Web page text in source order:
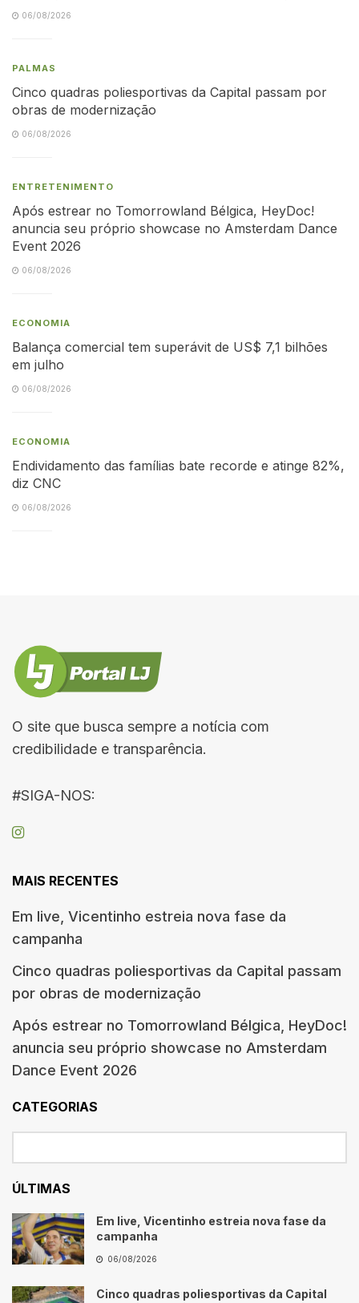
06/08/2026
PALMAS
Cinco quadras poliesportivas da Capital passam por
obras de modernização
06/08/2026
ENTRETENIMENTO
Após estrear no Tomorrowland Bélgica, HeyDoc!
anuncia seu próprio showcase no Amsterdam Dance
Event 2026
06/08/2026
ECONOMIA
Balança comercial tem superávit de US$ 7,1 bilhões
em julho
06/08/2026
ECONOMIA
Endividamento das famílias bate recorde e atinge 82%,
diz CNC
06/08/2026
O site que busca sempre a notícia com
credibilidade e transparência.
#SIGA-NOS:
MAIS RECENTES
Em live, Vicentinho estreia nova fase da
campanha
Cinco quadras poliesportivas da Capital passam
por obras de modernização
Após estrear no Tomorrowland Bélgica, HeyDoc!
anuncia seu próprio showcase no Amsterdam
Dance Event 2026
CATEGORIAS
ÚLTIMAS
Em live, Vicentinho estreia nova fase da
campanha
06/08/2026
Cinco quadras poliesportivas da Capital